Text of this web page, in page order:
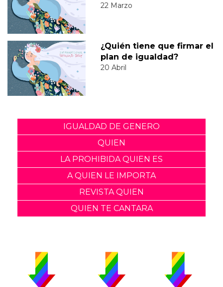
22 Marzo
¿Quién tiene que firmar el
plan de igualdad?
20 Abril
IGUALDAD DE GENERO
QUIEN
LA PROHIBIDA QUIEN ES
A QUIEN LE IMPORTA
REVISTA QUIEN
QUIEN TE CANTARA